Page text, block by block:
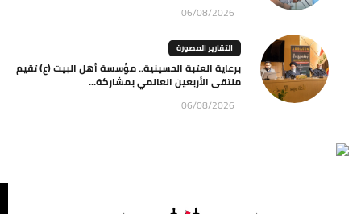
06/08/2026
التقارير المصورة
برعاية العتبة الحسينية.. مؤسسة أهل البيت (ع) تقيم
ملتقى الأربعين العالمي بمشاركة...
06/08/2026